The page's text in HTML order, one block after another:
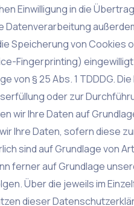
Einwilligung in die
Speicherung von Cookies
Fingerprinting)
von § 25 Abs. 1 TDDDG.
oder zur
wir Ihre Daten auf
Ihre Daten, sofern diese
sind auf Grundlage von Art.
ferner auf Grundlage
Über die jeweils im
dieser